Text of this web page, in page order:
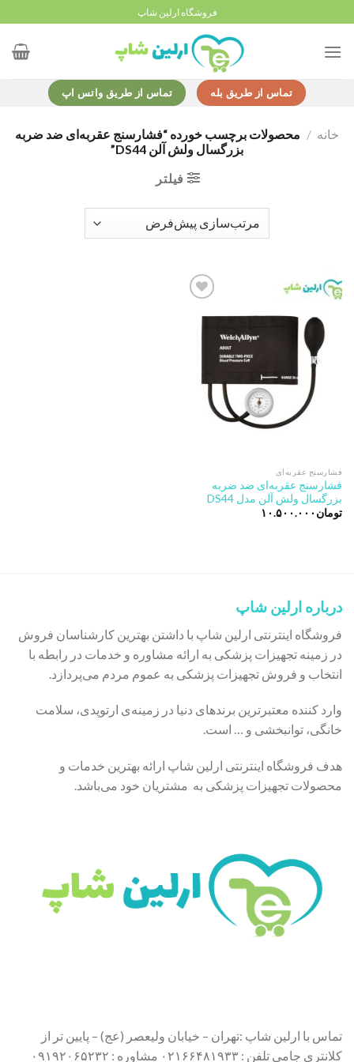
to
content
فروشگاه ارلین شاپ
تماس از طریق بله تماس از طریق واتس اپ
خانه / محصولات برچسب خورده “فشارسنج عقربه‌ای ضد ضربه
بزرگسال ولش آلن DS44”
فیلتر
فشارسنج عقربه‌ای
فشارسنج عقربه‌ای ضد ضربه
بزرگسال ولش آلن مدل DS44
تومان ۱۰.۵۰۰.۰۰۰
درباره ارلین شاپ
فروشگاه اینترنتی ارلین شاپ با داشتن بهترین کارشناسان فروش
در زمینه تجهیزات پزشکی به ارائه مشاوره و خدمات در رابطه با
انتخاب و فروش تجهیزات پزشکی به عموم مردم می‌پردازد.
وارد کننده معتبرترین برندهای دنیا در زمینه‌ی ارتوپدی، سلامت
خانگی، توانبخشی و … است.
هدف فروشگاه اینترنتی ارلین شاپ ارائه بهترین خدمات و
محصولات تجهیزات پزشکی به مشتریان خود می‌باشد.
تماس با ارلین شاپ :تهران – خیابان ولیعصر (عج) – پایین تر از
کلانتری جامی تلفن : ۰۲۱۶۶۴۸۱۹۳۳ مشاوره : ۰۹۱۹۲۰۶۵۲۳۲